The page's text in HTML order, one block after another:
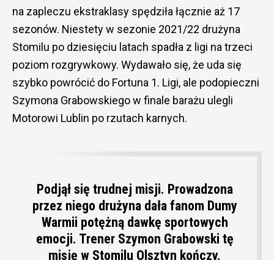
na zapleczu ekstraklasy spędziła łącznie aż 17
sezonów. Niestety w sezonie 2021/22 drużyna
Stomilu po dziesięciu latach spadła z ligi na trzeci
poziom rozgrywkowy. Wydawało się, że uda się
szybko powrócić do Fortuna 1. Ligi, ale podopieczni
Szymona Grabowskiego w finale barażu ulegli
Motorowi Lublin po rzutach karnych.
Podjął się trudnej misji. Prowadzona
przez niego drużyna dała fanom Dumy
Warmii potężną dawkę sportowych
emocji. Trener Szymon Grabowski tę
misję w Stomilu Olsztyn kończy.